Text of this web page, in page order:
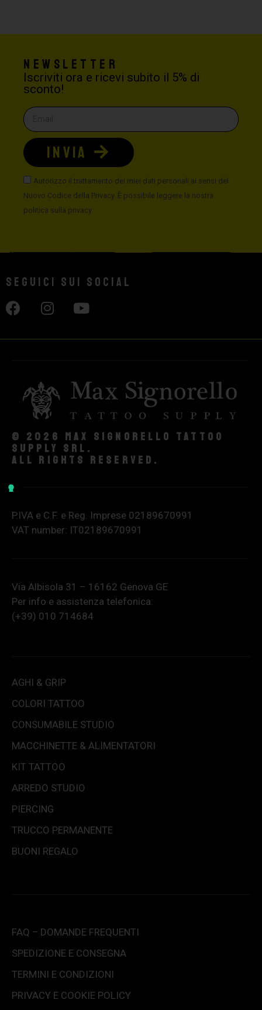
Newsletter
Iscriviti ora e ricevi subito il 5% di
sconto!
Autorizzo il trattamento dei miei dati personali ai sensi del
Nuovo Codice della Privacy. È possibile leggere la nostra
politica sulla privacy
INVIA
Seguici sui social
© 2026 Max Signorello Tattoo
supply srl.
All rights reserved.
P.IVA e C.F. e Reg. Imprese 02189670991
VAT number: IT02189670991
Via Albisola 31 – 16162 Genova GE
Per info e assistenza telefonica:
(+39) 010 714684
AGHI & GRIP
COLORI TATTOO
CONSUMABILE STUDIO
MACCHINETTE & ALIMENTATORI
KIT TATTOO
ARREDO STUDIO
PIERCING
TRUCCO PERMANENTE
BUONI REGALO
FAQ – DOMANDE FREQUENTI
SPEDIZIONE E CONSEGNA
TERMINI E CONDIZIONI
PRIVACY E COOKIE POLICY